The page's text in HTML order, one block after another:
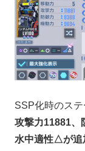
SSP化時のス
攻撃力11881、
水中適性△が追